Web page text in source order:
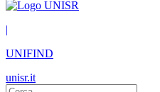
|
UNIFIND
unisr.it